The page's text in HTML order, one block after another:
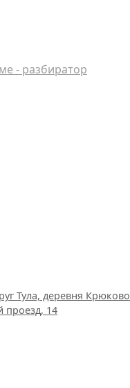
- разбиратор
Тула, деревня Крюково
проезд, 14